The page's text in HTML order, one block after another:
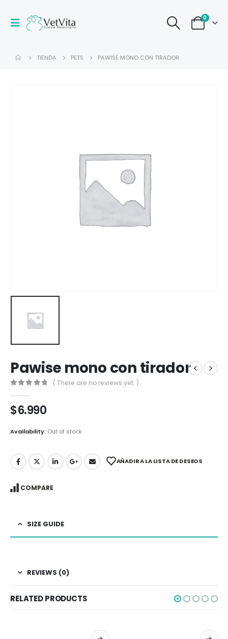
0
TIENDA PETS PAWISE MONO CON TIRADOR
Pawise mono con tirador
( There are no reviews yet. )
$6.990
Availability: Out of stock
AÑADIR A LA LISTA DE DESEOS
COMPARE
SIZE GUIDE
REVIEWS (0)
RELATED PRODUCTS